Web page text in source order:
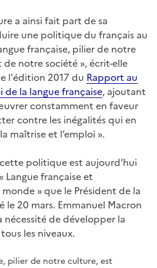
a ainsi fait part de sa
une politique du français au
française, pilier de notre
notre société », écrit-elle
l'édition 2017 du Rapport au
de la langue française, ajoutant
constamment en faveur
contre les inégalités qui en
maîtrise et l’emploi ».
politique est aujourd’hui
Langue française et
» que le Président de la
le 20 mars. Emmanuel Macron
nécessité de développer la
les niveaux.
pilier de notre culture, est